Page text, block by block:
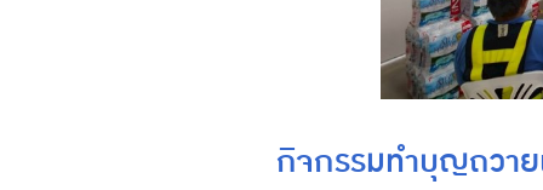
กิจกรรมทำบุญถวาย